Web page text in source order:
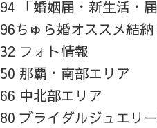
94 「婚姻届・新生活・
96ちゅら婚オススメ結
32 フォト情報
50 那覇・南部エリア
66 中北部エリア
80 ブライダルジュエリ